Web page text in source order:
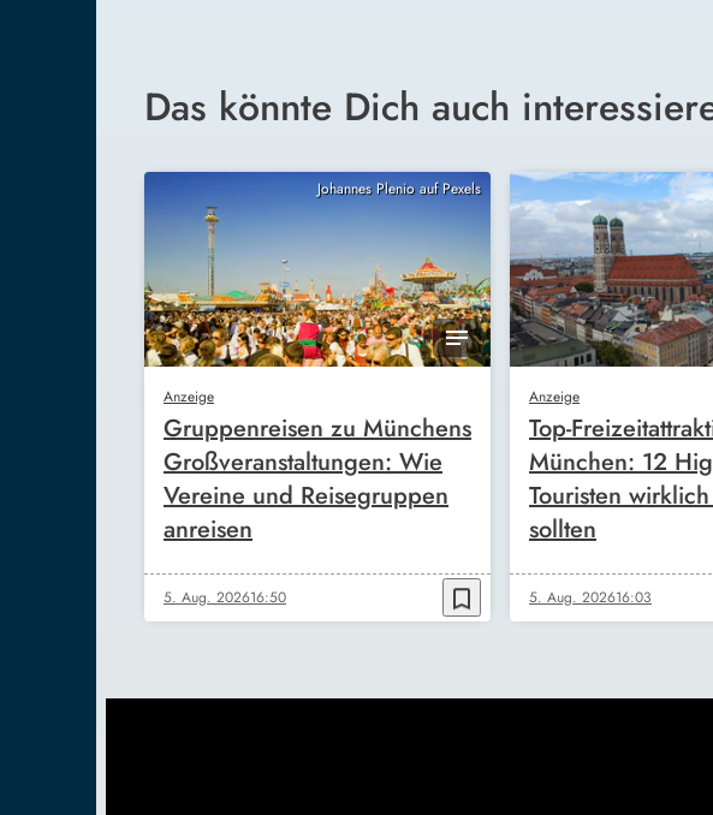
Das könnte Dich auch
Johannes Plenio auf Pexels
Anzeige
Gruppenreisen zu Münchens
Großveranstaltungen: Wie
Vereine und Reisegruppen
anreisen
5. Aug. 202616:50 bookmark_border
Anzeige
Top-
München: 12
Touristen
sollten
5. Aug. 202616:03